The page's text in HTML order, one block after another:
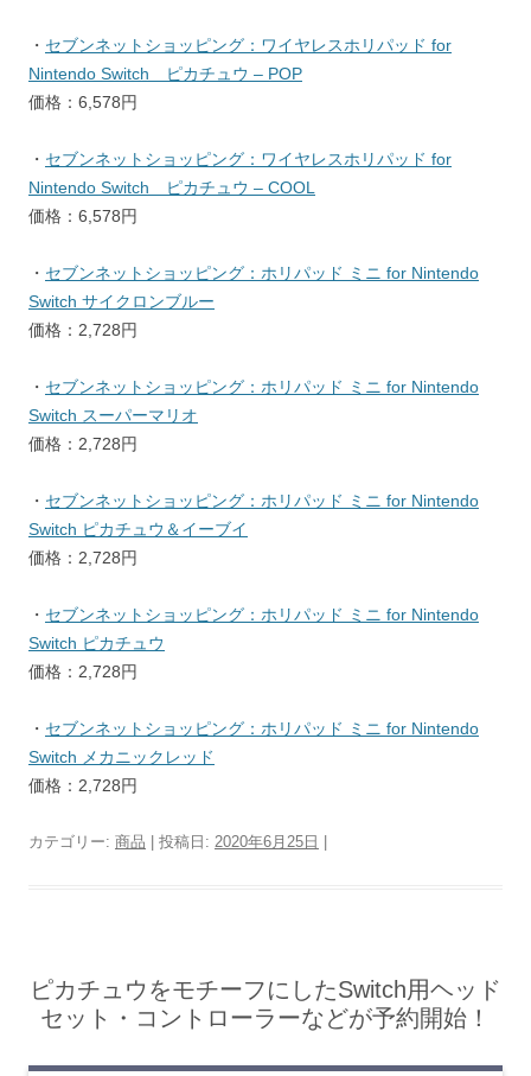
・ セブンネットショッピング：ワイヤレスホリパッド for
Nintendo Switch ピカチュウ – POP
価格：6,578円
・ セブンネットショッピング：ワイヤレスホリパッド for
Nintendo Switch ピカチュウ – COOL
価格：6,578円
・ セブンネットショッピング：ホリパッド ミニ for Nintendo
Switch サイクロンブルー
価格：2,728円
・ セブンネットショッピング：ホリパッド ミニ for Nintendo
Switch スーパーマリオ
価格：2,728円
・ セブンネットショッピング：ホリパッド ミニ for Nintendo
Switch ピカチュウ＆イーブイ
価格：2,728円
・ セブンネットショッピング：ホリパッド ミニ for Nintendo
Switch ピカチュウ
価格：2,728円
・ セブンネットショッピング：ホリパッド ミニ for Nintendo
Switch メカニックレッド
価格：2,728円
カテゴリー: 商品 | 投稿日: 2020年6月25日
ピカチュウをモチーフにしたSwitch用ヘッド
セット・コントローラーなどが予約開始！